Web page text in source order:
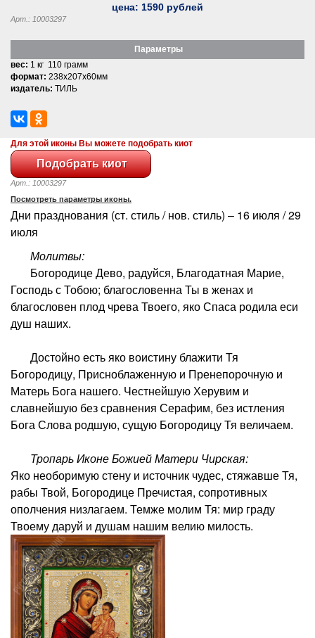
цена: 1590 рублей
Арт.: 10003297
Параметры
вес: 1 кг 110 грамм
формат: 238x207x60мм
издатель: ТИЛЬ
Для этой иконы Вы можете подобрать киот
Арт.: 10003297
Посмотреть параметры иконы.
Дни празднования (ст. стиль / нов. стиль) – 16 июля / 29
июля
Молитвы:
Богородице Дево, радуйся, Благодатная Марие,
Господь с Тобою; благословенна Ты в женах и
благословен плод чрева Твоего, яко Спаса родила еси
душ наших.
Достойно есть яко воистину блажити Тя
Богородицу, Присноблаженную и Пренепорочную и
Матерь Бога нашего. Честнейшую Херувим и
славнейшую без сравнения Серафим, без истления
Бога Слова родшую, сущую Богородицу Тя величаем.
Тропарь Иконе Божией Матери Чирская:
Яко необоримую стену и источник чудес, стяжавше Тя,
рабы Твой, Богородице Пречистая, сопротивных
ополчения низлагаем. Темже молим Тя: мир граду
Твоему даруй и душам нашим велию милость.